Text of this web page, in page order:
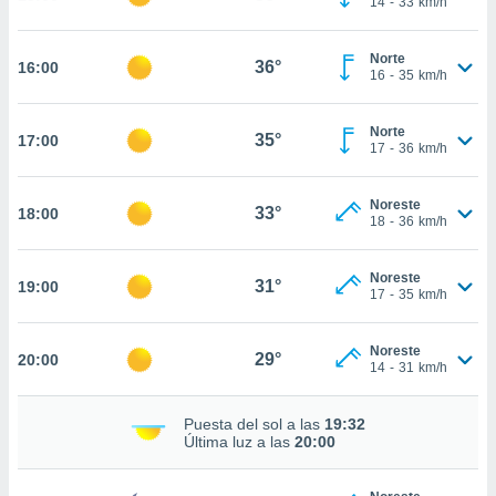
de que
sean
el sitio
para
ni para
aunque
no
16:00 36°
Norte
16 - 35 km/h
17:00 35°
Norte
17 - 36 km/h
18:00 33°
Noreste
18 - 36 km/h
19:00 31°
Noreste
17 - 35 km/h
20:00 29°
Noreste
14 - 31 km/h
Puesta del sol a las 19:32
Última luz a las 20:00